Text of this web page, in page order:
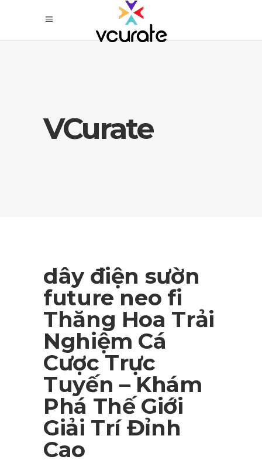
VCurate
dây điện sườn
future neo fi
Thăng Hoa Trải
Nghiệm Cá
Cược Trực
Tuyến – Khám
Phá Thế Giới
Giải Trí Đỉnh
Cao